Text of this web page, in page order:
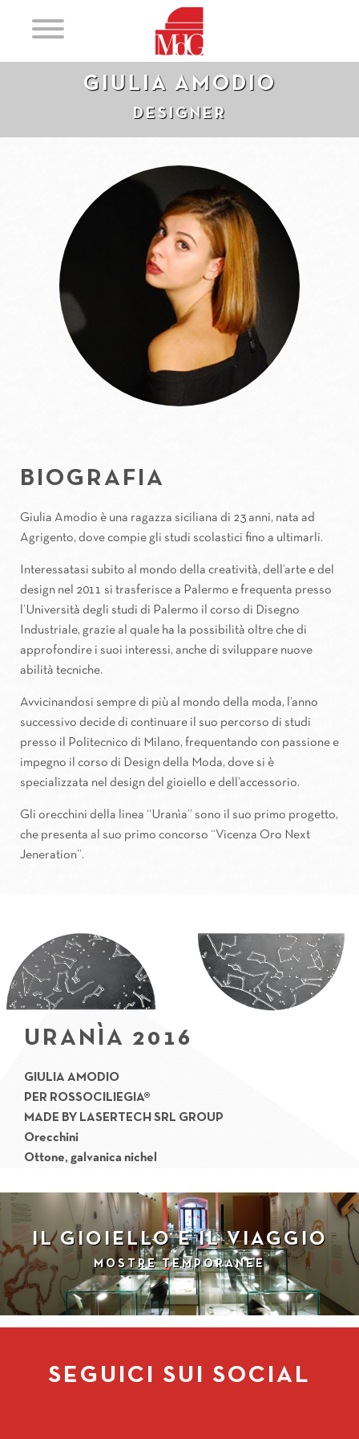
GIULIA AMODIO
DESIGNER
BIOGRAFIA
Giulia Amodio è una ragazza siciliana di 23 anni, nata ad
Agrigento, dove compie gli studi scolastici fino a ultimarli.
Interessatasi subito al mondo della creatività, dell’arte e del
design nel 2011 si trasferisce a Palermo e frequenta presso
l’Università degli studi di Palermo il corso di Disegno
Industriale, grazie al quale ha la possibilità oltre che di
approfondire i suoi interessi, anche di sviluppare nuove
abilità tecniche.
Avvicinandosi sempre di più al mondo della moda, l’anno
successivo decide di continuare il suo percorso di studi
presso il Politecnico di Milano, frequentando con passione e
impegno il corso di Design della Moda, dove si è
specializzata nel design del gioiello e dell’accessorio.
Gli orecchini della linea “Uranìa” sono il suo primo progetto,
che presenta al suo primo concorso “Vicenza Oro Next
Jeneration”.
URANÌA 2016
GIULIA AMODIO
PER ROSSOCILIEGIA®
MADE BY LASERTECH SRL GROUP
Orecchini
Ottone, galvanica nichel
IL GIOIELLO E IL VIAGGIO
MOSTRE TEMPORANEE
SEGUICI SUI SOCIAL